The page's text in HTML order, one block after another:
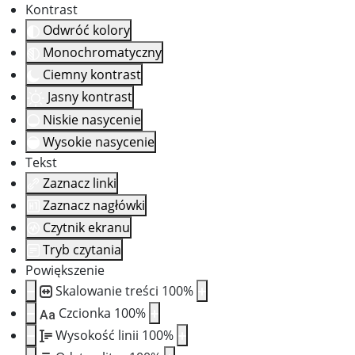
Kontrast
Odwróć kolory
Monochromatyczny
Ciemny kontrast
Jasny kontrast
Niskie nasycenie
Wysokie nasycenie
Tekst
Zaznacz linki
Zaznacz nagłówki
Czytnik ekranu
Tryb czytania
Powiększenie
Skalowanie treści 100%
Aa Czcionka 100%
Wysokość linii 100%